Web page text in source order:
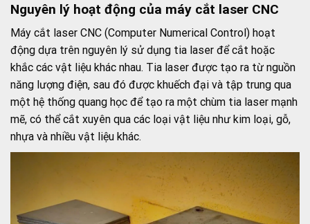
Nguyên lý hoạt động của máy cắt laser CNC
Máy cắt laser CNC (Computer Numerical Control) hoạt
động dựa trên nguyên lý sử dụng tia laser để cắt hoặc
khắc các vật liệu khác nhau. Tia laser được tạo ra từ nguồn
năng lượng điện, sau đó được khuếch đại và tập trung qua
một hệ thống quang học để tạo ra một chùm tia laser mạnh
mẽ, có thể cắt xuyên qua các loại vật liệu như kim loại, gỗ,
nhựa và nhiều vật liệu khác.